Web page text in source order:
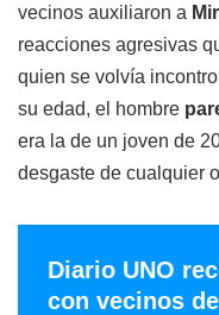
vecinos auxiliaron a
reacciones agresivas
quien se volvía
su edad, el hombre
era la de un joven de
desgaste de cualquier
Diario UNO
con vecinos